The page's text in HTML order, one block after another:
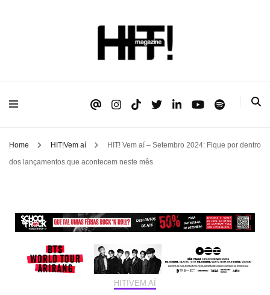
HIT!Magazine
Home HIT!Vem aí
HIT! Vem aí – Setembro 2024: Fique por dentro
dos lançamentos que acontecem neste mês
HIT!VEM AÍ